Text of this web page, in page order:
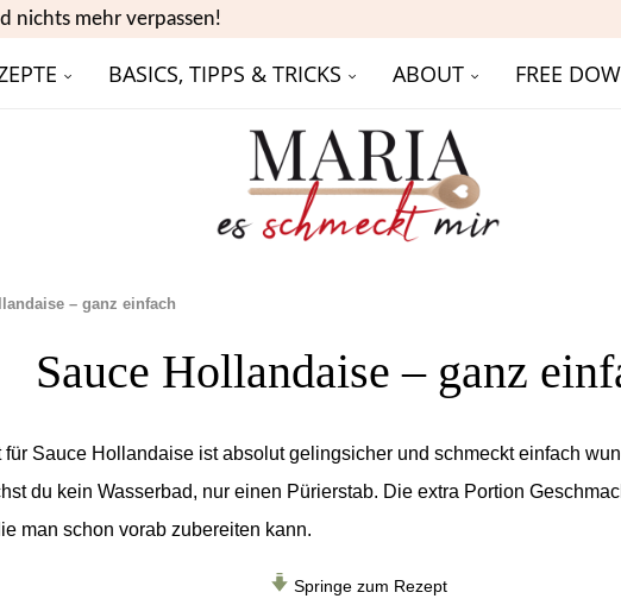
nichts mehr verpassen!
BASICS, TIPPS & TRICKS ABOUT FREE
– ganz einfach
Sauce Hollandaise – ganz
für Sauce Hollandaise ist absolut gelingsicher und schmeckt einfach
du kein Wasserbad, nur einen Pürierstab. Die extra Portion
man schon vorab zubereiten kann.
Springe zum Rezept